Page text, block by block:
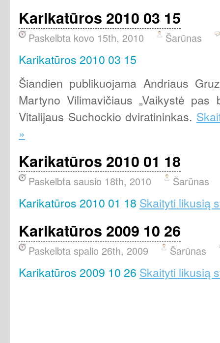
Karikatūros 2010 03 15
Paskelbta kovo 15th, 2010 Šarūnas
Karikatūros 2010 03 15
Šiandien publikuojama Andriaus
Martyno Vilimavičiaus „Vaikystė pas
Vitalijaus Suchockio dviratininkas.
»
Karikatūros 2010 01 18
Paskelbta sausio 18th, 2010 Šarūnas
Karikatūros 2010 01 18 Skaityti likusią
Karikatūros 2009 10 26
Paskelbta spalio 26th, 2009 Šarūnas
Karikatūros 2009 10 26 Skaityti likusią